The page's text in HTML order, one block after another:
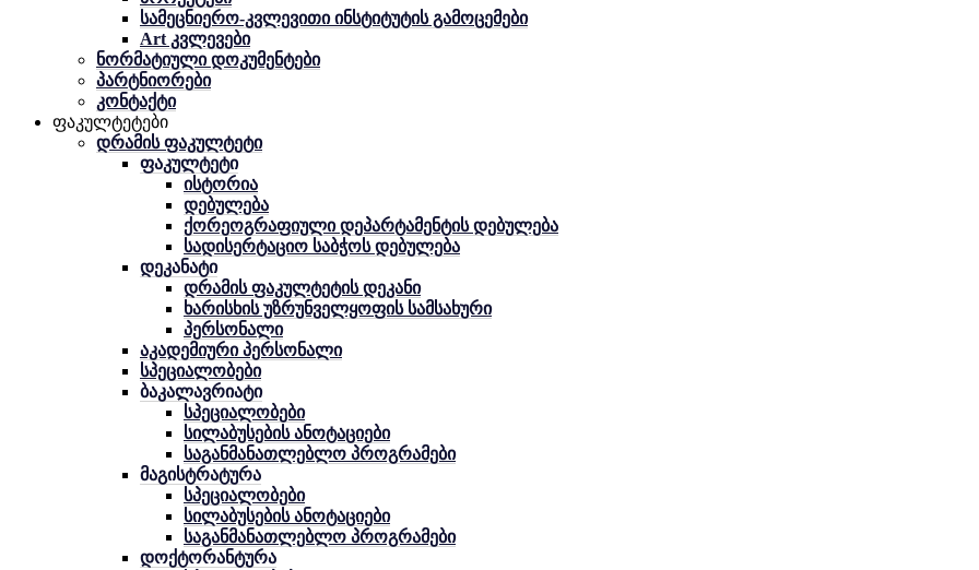
სამეცნიერო-კვლევითი ინსტიტუტის გამოცემები
Art კვლევები
ნორმატიული დოკუმენტები
პარტნიორები
კონტაქტი
ფაკულტეტები
დრამის ფაკულტეტი
ფაკულტეტი
ისტორია
დებულება
ქორეოგრაფიული დეპარტამენტის დებულება
სადისერტაციო საბჭოს დებულება
დეკანატი
დრამის ფაკულტეტის დეკანი
ხარისხის უზრუნველყოფის სამსახური
პერსონალი
აკადემიური პერსონალი
სპეციალობები
ბაკალავრიატი
სპეციალობები
სილაბუსების ანოტაციები
საგანმანათლებლო პროგრამები
მაგისტრატურა
სპეციალობები
სილაბუსების ანოტაციები
საგანმანათლებლო პროგრამები
დოქტორანტურა